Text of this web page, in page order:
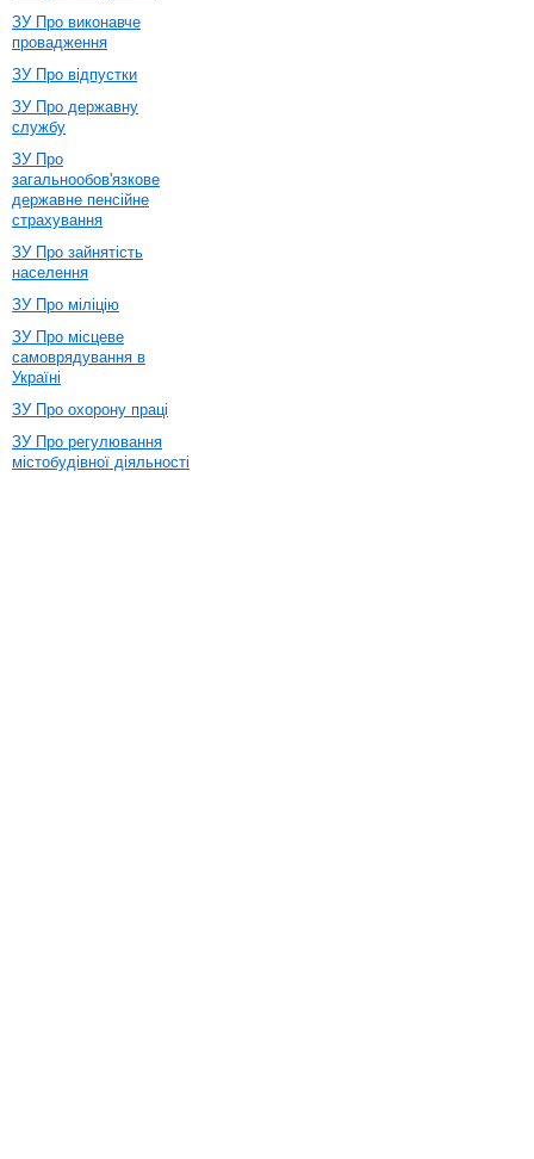
ЗУ Про виконавче
провадження
ЗУ Про відпустки
ЗУ Про державну
службу
ЗУ Про
загальнообов'язкове
державне пенсійне
страхування
ЗУ Про зайнятість
населення
ЗУ Про міліцію
ЗУ Про місцеве
самоврядування в
Україні
ЗУ Про охорону праці
ЗУ Про регулювання
містобудівної діяльності